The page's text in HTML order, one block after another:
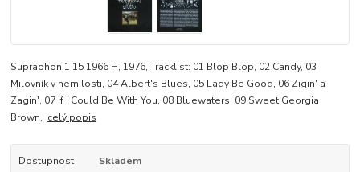
Supraphon 1 15 1966 H, 1976, Tracklist: 01 Blop Blop, 02 Candy, 03
Milovník v nemilosti, 04 Albert's Blues, 05 Lady Be Good, 06 Zigin' a
Zagin', 07 If I Could Be With You, 08 Bluewaters, 09 Sweet Georgia
Brown, celý popis
Dostupnost Skladem